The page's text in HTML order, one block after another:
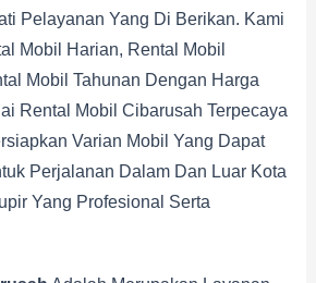
Pelayanan Yang Di Berikan. Kami
Mobil Harian, Rental Mobil
Mobil Tahunan Dengan Harga
Rental Mobil Cibarusah Terpecaya
Varian Mobil Yang Dapat
Perjalanan Dalam Dan Luar Kota
Yang Profesional Serta